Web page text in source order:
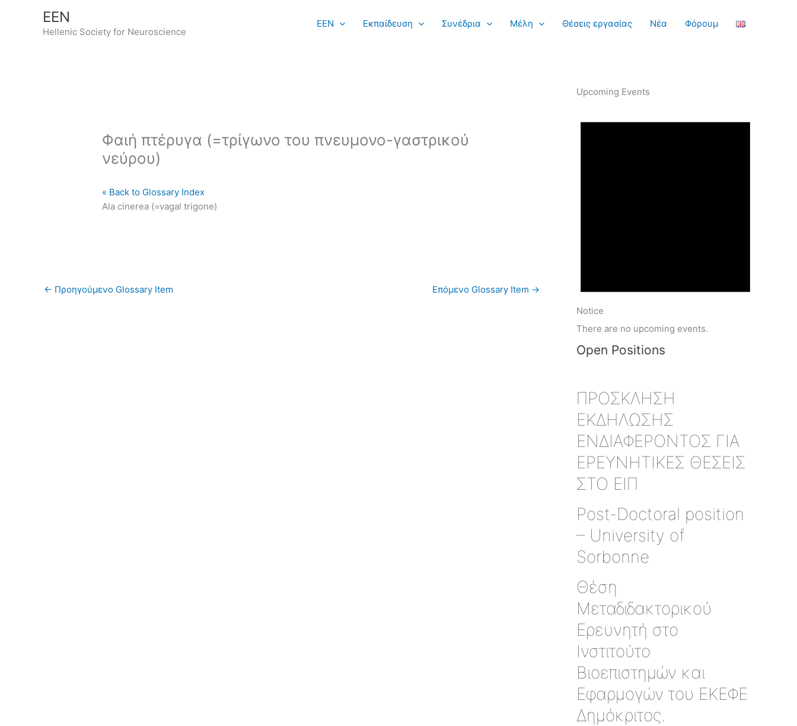
περιεχόμενο
ΕΕΝ
Hellenic Society for Neuroscience
EEN Εκπαίδευση Συνέδρια Μέλη Θέσεις εργασίας Νέα Φόρουμ
Φαιή πτέρυγα (=τρίγωνο του πνευμονο-γαστρικού
νεύρου)
« Back to Glossary Index
Ala cinerea (=vagal trigone)
← Προηγούμενο Glossary Item Επόμενο Glossary Item →
Upcoming Events
Notice
There are no upcoming events.
Open Positions
ΠΡΟΣΚΛΗΣΗ
ΕΚΔΗΛΩΣΗΣ
ΕΝΔΙΑΦΕΡΟΝΤΟΣ ΓΙΑ
ΕΡΕΥΝΗΤΙΚΕΣ ΘΕΣΕΙΣ
ΣΤΟ ΕΙΠ
Post-Doctoral position
– University of
Sorbonne
Θέση
Μεταδιδακτορικού
Ερευνητή στο
Ινστιτούτο
Βιοεπιστημών και
Εφαρμογών του ΕΚΕΦΕ
Δημόκριτος.